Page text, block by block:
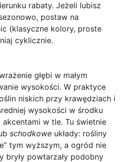
rabaty. Jeżeli lubisz
postaw na
(klasyczne kolory, proste
cyklicznie.
głębi w małym
wysokości. W praktyce
niskich przy krawędziach i
wysokości w środku
w tle. Tu świetnie
schodkowe układy: rośliny
tym wyższym, a ogród nie
bryły powtarzały podobny